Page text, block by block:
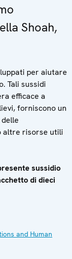
Shoah,
per aiutare
Tali sussidi
efficace a
forniscono un
altre risorse utili
sussidio
di dieci
and Human